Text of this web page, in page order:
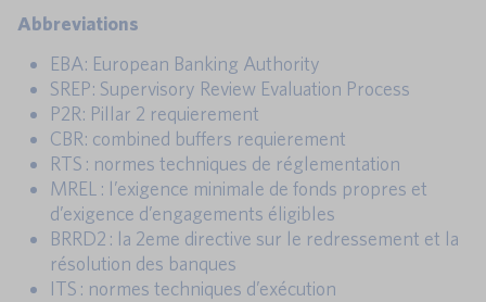
Abbreviations
EBA: European Banking Authority
SREP: Supervisory Review Evaluation Process
P2R: Pillar 2 requierement
CBR: combined buffers requierement
RTS : normes techniques de réglementation
MREL : l’exigence minimale de fonds propres et
d’exigence d’engagements éligibles
BRRD2 : la 2eme directive sur le redressement et la
résolution des banques
ITS : normes techniques d’exécution